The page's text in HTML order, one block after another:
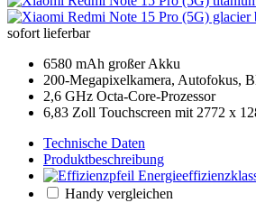
sofort lieferbar
6580 mAh großer Akku
200-Megapixelkamera, Autofokus,
2,6 GHz Octa-Core-Prozessor
6,83 Zoll Touchscreen mit 2772 x
Technische Daten
Produktbeschreibung
Handy vergleichen